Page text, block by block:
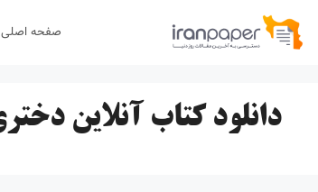
پرش
صفحه اصلی
دانلود کتاب آنلاین